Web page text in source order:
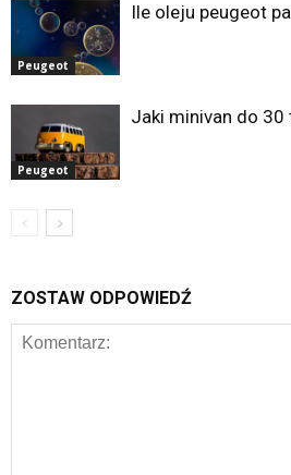
Peugeot
Ile oleju peugeot
Peugeot
Jaki minivan do 30
ZOSTAW ODPOWIEDŹ